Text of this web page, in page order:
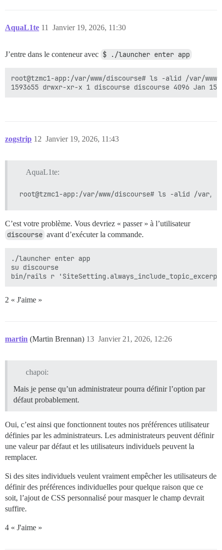
AquaL1te Janvier 19, 2026, 11:30
11
J’entre dans le conteneur avec $ ./launcher enter app
root@tzmc1-app:/var/www/discourse# ls -alid /var/
zogstrip Janvier 19, 2026, 11:43
12
AquaL1te:
C’est votre problème. Vous devriez « passer » à l’utilisateur
discourse avant d’exécuter la commande.
./launcher enter app
su discourse
2 « J'aime »
martin (Martin Brennan) Janvier 21, 2026, 12:26
13
chapoi:
Mais je pense qu’un administrateur pourra définir l’option par
défaut probablement.
Oui, c’est ainsi que fonctionnent toutes nos préférences utilisateur
définies par les administrateurs. Les administrateurs peuvent définir
une valeur par défaut et les utilisateurs individuels peuvent la
remplacer.
Si des sites individuels veulent vraiment empêcher les utilisateurs de
définir des préférences individuelles pour quelque raison que ce
soit, l’ajout de CSS personnalisé pour masquer le champ devrait
suffire.
4 « J'aime »